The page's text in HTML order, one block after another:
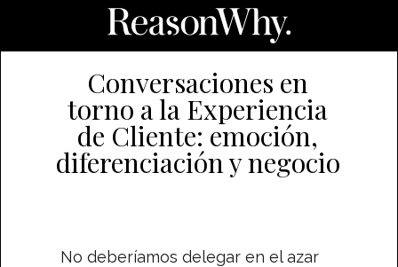
No deberíamos delegar en el azar
Conversaciones en
torno a la Experiencia
de Cliente: emoción,
diferenciación y negocio